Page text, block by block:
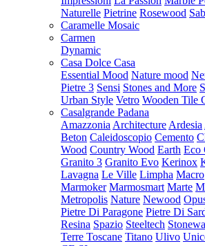
Naturelle Pietrine Rosewood
Caramelle Mosaic
Carmen
Dynamic
Casa Dolce Casa
Essential Mood Nature mood
Pietre 3 Sensi Stones and More
Urban Style Vetro Wooden Tile
Casalgrande Padana
Amazzonia Architecture Ardesia
Beton Caleidoscopio Cemento
Wood Country Wood Earth Eco
Granito 3 Granito Evo Kerinox
Lavagna Le Ville Limpha Macro
Marmoker Marmosmart Marte
Metropolis Nature Newood
Pietre Di Paragone Pietre Di
Resina Spazio Steeltech
Terre Toscane Titano Ulivo